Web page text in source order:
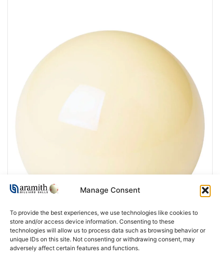
Manage Consent
To provide the best experiences, we use technologies like cookies to
store and/or access device information. Consenting to these
technologies will allow us to process data such as browsing behavior or
unique IDs on this site. Not consenting or withdrawing consent, may
adversely affect certain features and functions.